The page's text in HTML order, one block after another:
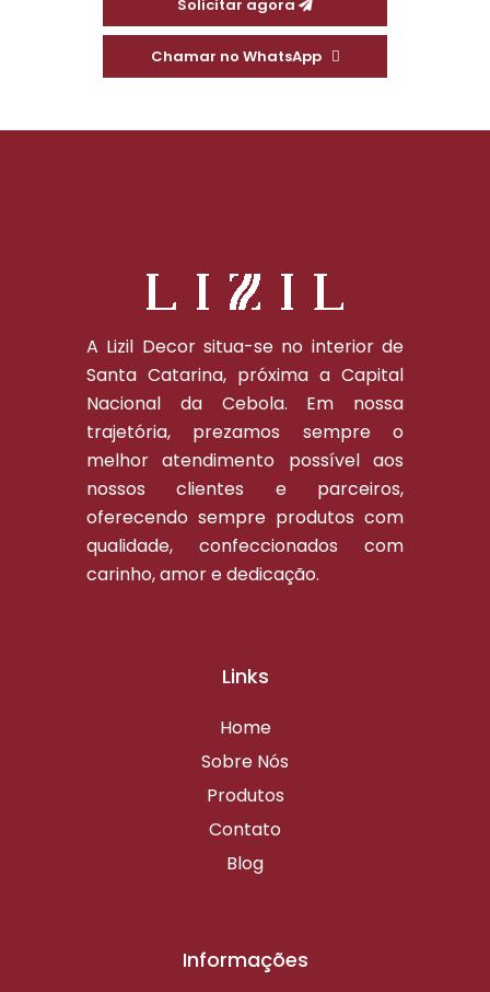
Solicitar agora
Chamar no WhatsApp
A Lizil Decor situa-se no interior de
Santa Catarina, próxima a Capital
Nacional da Cebola. Em nossa
trajetória, prezamos sempre o
melhor atendimento possível aos
nossos clientes e parceiros,
oferecendo sempre produtos com
qualidade, confeccionados com
carinho, amor e dedicação.
Links
Home
Sobre Nós
Produtos
Contato
Blog
Informações